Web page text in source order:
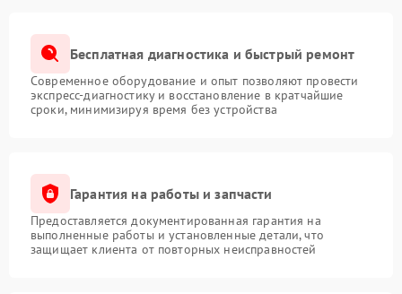
Бесплатная диагностика и быстрый ремонт
Современное оборудование и опыт позволяют провести
экспресс-диагностику и восстановление в кратчайшие
сроки, минимизируя время без устройства
Гарантия на работы и запчасти
Предоставляется документированная гарантия на
выполненные работы и установленные детали, что
защищает клиента от повторных неисправностей